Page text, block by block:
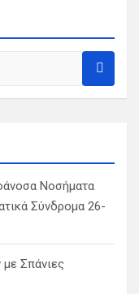
Νοσήματα
Σύνδρομα 26-
Σπάνιες